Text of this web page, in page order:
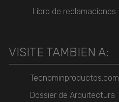
Libro de reclamaciones
VISITE TAMBIEN A:
Tecnominproductos.com
Dossier de Arquitectura